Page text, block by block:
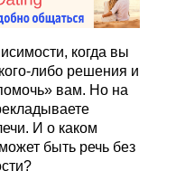
когда вы
либо решения и
вам. Но на
И о каком
быть речь без